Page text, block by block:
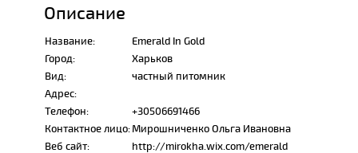
Описание
Название:
Emerald In Gold
Город:
Харьков
Вид:
частный питомник
Адрес:
Телефон:
+30506691466
Контактное лицо:Мирошниченко Ольга Ивановна
Веб сайт:
http://mirokha.wix.com/emerald